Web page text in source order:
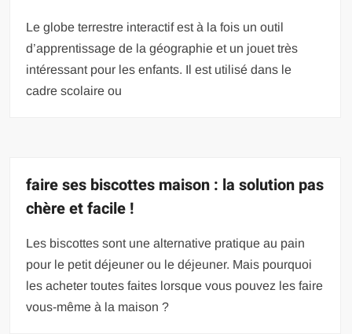
Le globe terrestre interactif est à la fois un outil
d’apprentissage de la géographie et un jouet très
intéressant pour les enfants. Il est utilisé dans le
cadre scolaire ou
faire ses biscottes maison : la solution pas
chère et facile !
Les biscottes sont une alternative pratique au pain
pour le petit déjeuner ou le déjeuner. Mais pourquoi
les acheter toutes faites lorsque vous pouvez les faire
vous-même à la maison ?